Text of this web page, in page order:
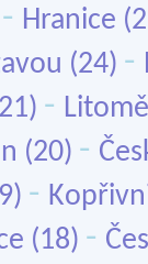
- Hranice
(24) -
-
(20) -
-
(18) -